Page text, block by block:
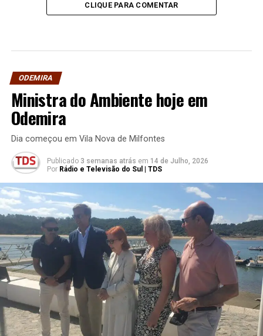
CLIQUE PARA COMENTAR
ODEMIRA
Ministra do Ambiente hoje em
Odemira
Dia começou em Vila Nova de Milfontes
Publicado 3 semanas atrás em 14 de Julho, 2026
Por Rádio e Televisão do Sul | TDS